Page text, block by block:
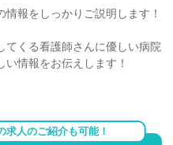
報をしっかりご説明します！
てくる看護師さんに優しい病院
情報をお伝えします！
求人のご紹介も可能！